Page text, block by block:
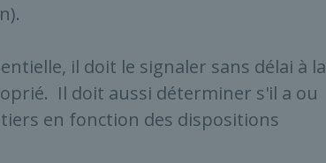
il doit le signaler sans délai à la
Il doit aussi déterminer s'il a ou
en fonction des dispositions